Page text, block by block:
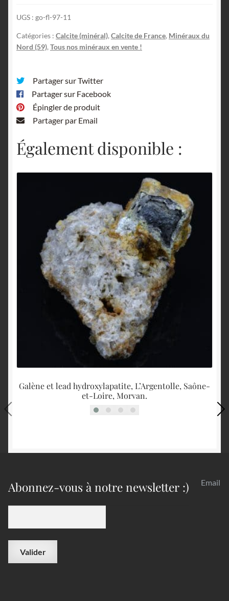
UGS : go-fl-97-11
Catégories : Calcite (minéral), Calcite de France, Minéraux du
Nord (59), Tous nos minéraux en vente !
Partager sur Twitter
Partager sur Facebook
Épingler de produit
Partager par Email
Également disponible :
Galène et lead hydroxylapatite, L’Argentolle, Saône-
et-Loire, Morvan.
Abonnez-vous à notre newsletter :) Email